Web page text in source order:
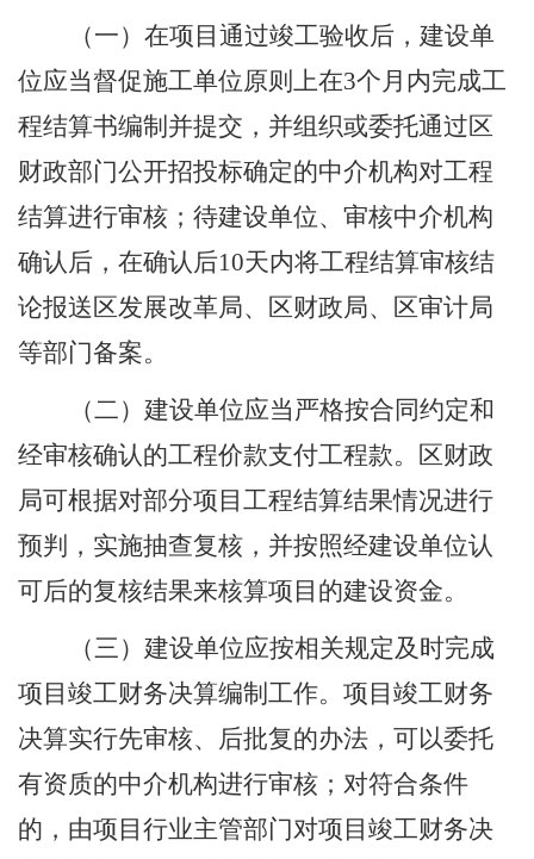
（一）在项目通过竣工验收后，建设单
位应当督促施工单位原则上在3个月内完成工
程结算书编制并提交，并组织或委托通过区
财政部门公开招投标确定的中介机构对工程
结算进行审核；待建设单位、审核中介机构
确认后，在确认后10天内将工程结算审核结
论报送区发展改革局、区财政局、区审计局
等部门备案。
（二）建设单位应当严格按合同约定和
经审核确认的工程价款支付工程款。区财政
局可根据对部分项目工程结算结果情况进行
预判，实施抽查复核，并按照经建设单位认
可后的复核结果来核算项目的建设资金。
（三）建设单位应按相关规定及时完成
项目竣工财务决算编制工作。项目竣工财务
决算实行先审核、后批复的办法，可以委托
有资质的中介机构进行审核；对符合条件
的，由项目行业主管部门对项目竣工财务决